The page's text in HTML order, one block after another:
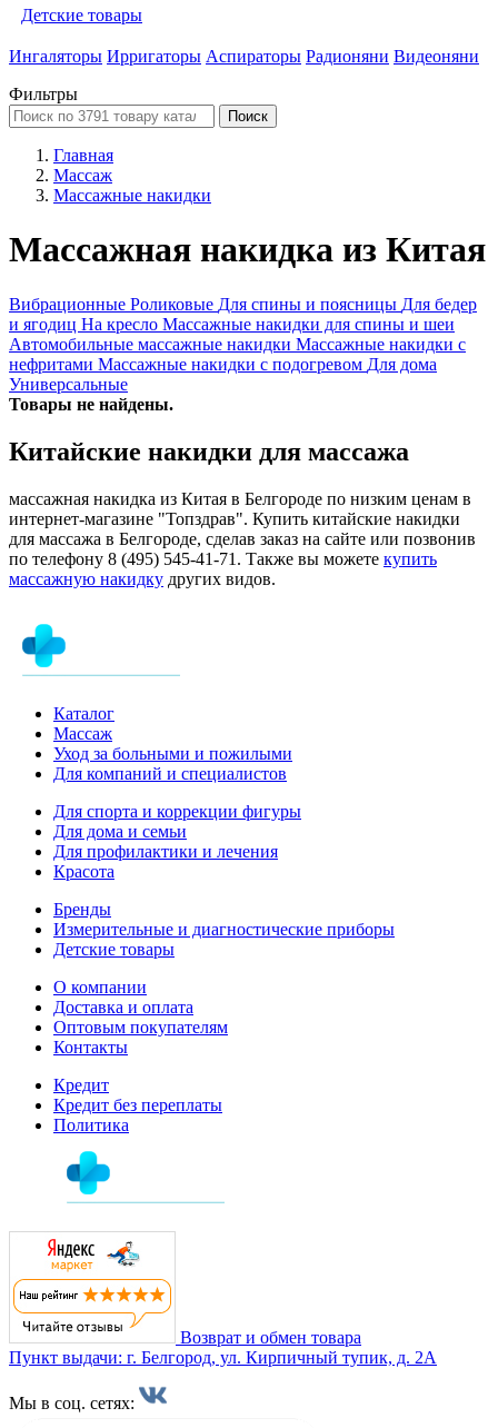
Детские товары
Ингаляторы Ирригаторы Аспираторы Радионяни Видеоняни
Фильтры
Поиск
Главная
Массаж
Массажные накидки
Массажная накидка из Китая
Вибрационные Роликовые Для спины и поясницы Для бедер
и ягодиц На кресло Массажные накидки для спины и шеи
Автомобильные массажные накидки Массажные накидки с
нефритами Массажные накидки с подогревом Для дома
Универсальные
Товары не найдены.
Китайские накидки для массажа
массажная накидка из Китая в Белгороде по низким ценам в
интернет-магазине "Топздрав". Купить китайские накидки
для массажа в Белгороде, сделав заказ на сайте или позвонив
по телефону 8 (495) 545-41-71. Также вы можете купить
массажную накидку других видов.
Каталог
Массаж
Уход за больными и пожилыми
Для компаний и специалистов
Для спорта и коррекции фигуры
Для дома и семьи
Для профилактики и лечения
Красота
Бренды
Измерительные и диагностические приборы
Детские товары
О компании
Доставка и оплата
Оптовым покупателям
Контакты
Кредит
Кредит без переплаты
Политика
Возврат и обмен товара
Пункт выдачи: г. Белгород, ул. Кирпичный тупик, д. 2А
Мы в соц. сетях: